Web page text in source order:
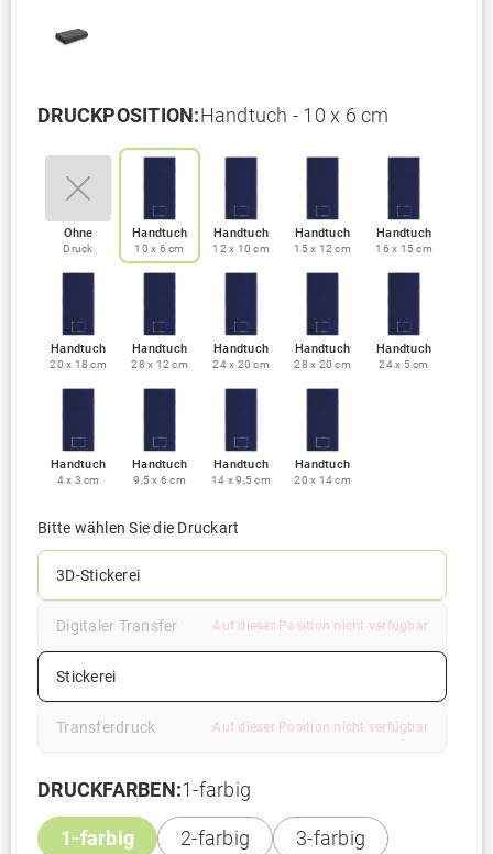
DRUCKPOSITION:Handtuch - 10 x 6 cm
Ohne
Druck
Handtuch
10 x 6 cm
Handtuch
12 x 10 cm
Handtuch
15 x 12 cm
Handtuch
16 x 15 cm
Handtuch
20 x 18 cm
Handtuch
28 x 12 cm
Handtuch
24 x 20 cm
Handtuch
28 x 20 cm
Handtuch
24 x 5 cm
Handtuch
4 x 3 cm
Handtuch
9,5 x 6 cm
Handtuch
14 x 9,5 cm
Handtuch
20 x 14 cm
Bitte wählen Sie die Druckart
3D-Stickerei
Digitaler Transfer Auf dieser Position nicht verfügbar
Stickerei
Transferdruck Auf dieser Position nicht verfügbar
DRUCKFARBEN:1-farbig
1-farbig 2-farbig
3-farbig